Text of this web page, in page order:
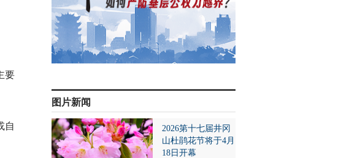
要
自
图片新闻
2026第十七届井冈
山杜鹃花节将于4月
18日开幕